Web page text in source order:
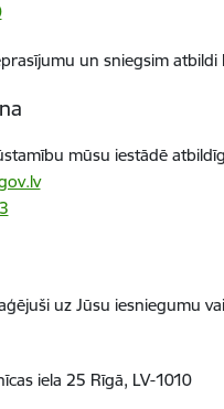
un sniegsim
mūsu iestādē
uz Jūsu iesniegumu
iela 25 Rīgā, LV-1010